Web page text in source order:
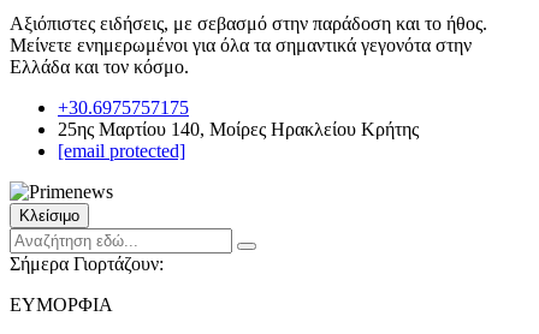
Αξιόπιστες ειδήσεις, με σεβασμό στην παράδοση και το ήθος.
Μείνετε ενημερωμένοι για όλα τα σημαντικά γεγονότα στην
Ελλάδα και τον κόσμο.
+30.6975757175
25ης Μαρτίου 140, Μοίρες Ηρακλείου Κρήτης
[email protected]
Κλείσιμο
Σήμερα Γιορτάζουν:
ΕΥΜΟΡΦΙΑ